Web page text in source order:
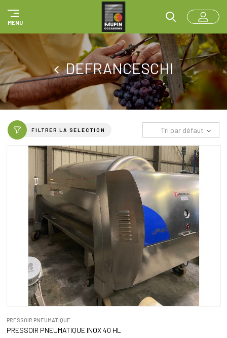
MENU
DEFRANCESCHI
FILTRER LA SELECTION Tri par défaut
PRESSOIR PNEUMATIQUE
PRESSOIR PNEUMATIQUE INOX 40 HL
Panneau de gestion des cookies